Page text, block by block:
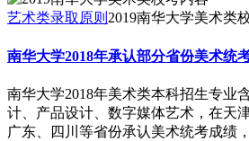
艺术类录取原则 2019南华大学美术类
南华大学2018年承认部分省份美术统
南华大学2018年美术类本科招生专业
计、产品设计、数字媒体艺术，在天
广东、四川等省份承认美术统考成绩